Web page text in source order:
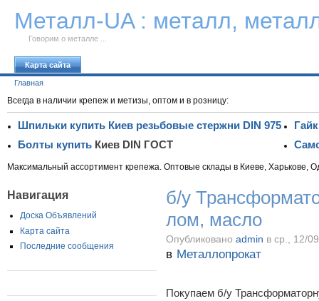
Металл-UA : металл,
Говорим о металле ...
Карта сайта
Главная
Всегда в наличии крепеж и метизы, оптом и в розницу:
Шпильки купить Киев резьбовые стержни DIN 975
Болты купитьКиев DIN ГОСТ
Максимальный ассортимент крепежа. Оптовые склады в Киеве, Харькове,
Навигация
Доска Объявлений
Карта сайта
Последние сообщения
б/у
лом, масло
Опубликовано admin в ср., 12/
в Металлопрокат
Покупаем б/у